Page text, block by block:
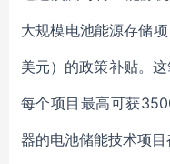
大规模电池能源存储
美元）的政策补贴。
每个项目最高可获
器的电池储能技术项目